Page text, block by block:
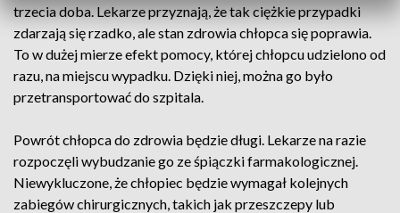
trzecia doba. Lekarze przyznają, że tak ciężkie przypadki
zdarzają się rzadko, ale stan zdrowia chłopca się poprawia.
To w dużej mierze efekt pomocy, której chłopcu udzielono od
razu, na miejscu wypadku. Dzięki niej, można go było
przetransportować do szpitala.
Powrót chłopca do zdrowia będzie długi. Lekarze na razie
rozpoczęli wybudzanie go ze śpiączki farmakologicznej.
Niewykluczone, że chłopiec będzie wymagał kolejnych
zabiegów chirurgicznych, takich jak przeszczepy lub